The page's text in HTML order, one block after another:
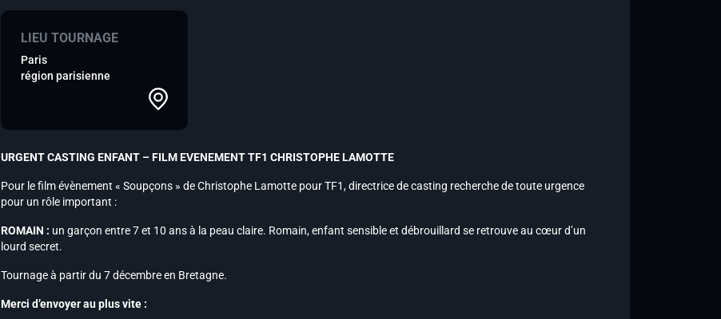
LIEU TOURNAGE
Paris
région parisienne
URGENT CASTING ENFANT – FILM EVENEMENT TF1 CHRISTOPHE LAMOTTE
Pour le film évènement « Soupçons » de Christophe Lamotte pour TF1, directrice de casting recherche de toute urgence
pour un rôle important :
ROMAIN : un garçon entre 7 et 10 ans à la peau claire. Romain, enfant sensible et débrouillard se retrouve au cœur d’un
lourd secret.
Tournage à partir du 7 décembre en Bretagne.
Merci d’envoyer au plus vite :